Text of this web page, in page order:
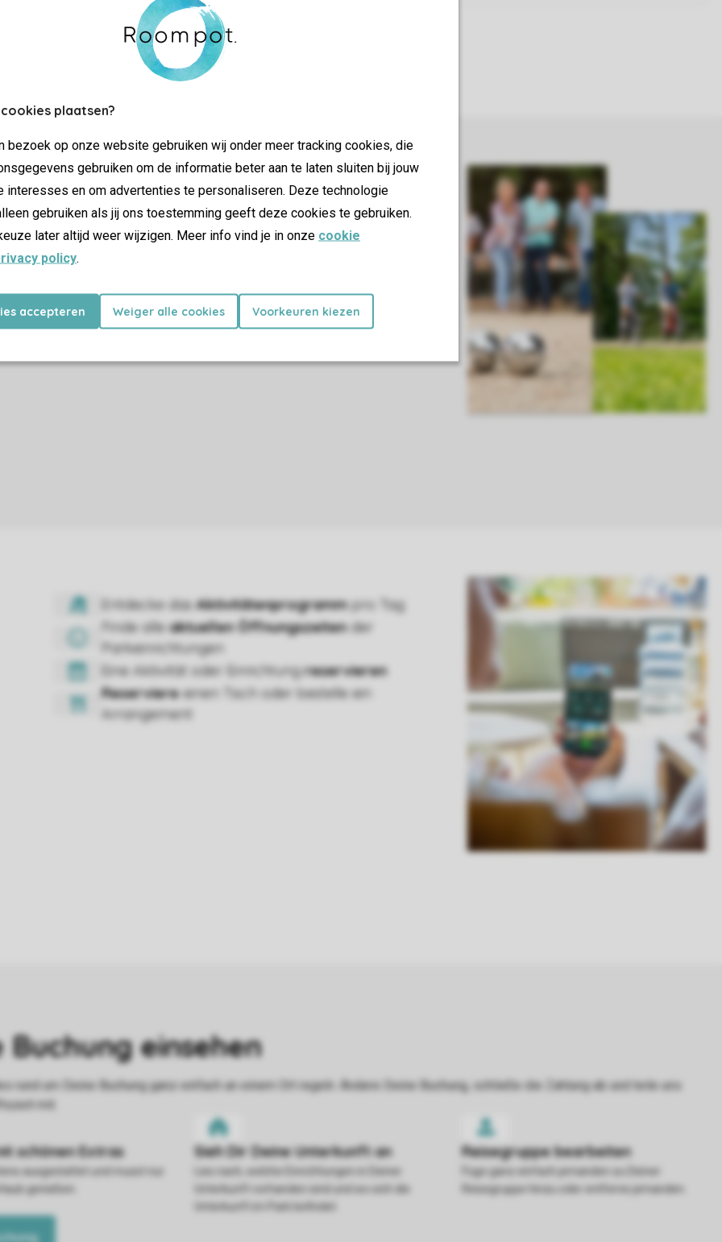
plaatsen?
bezoek op onze website gebruiken wij onder meer tracking cookies, die
gebruiken om de informatie beter aan te laten sluiten bij jouw
interesses en om advertenties te personaliseren. Deze technologie
gebruiken als jij ons toestemming geeft deze cookies te gebruiken.
later altijd weer wijzigen. Meer info vind je in onze cookie
policy.
accepteren Weiger alle cookies Voorkeuren kiezen
ausgestattet und musst nur
genießen.
Lies nach, welche Einrichtungen in Deiner
Unterkunft vorhanden sind und wo sich die
Unterkunft im Park befindet.
Füge ganz einfach jemanden zu Deiner
Reisegruppe hinzu oder entferne jemanden.